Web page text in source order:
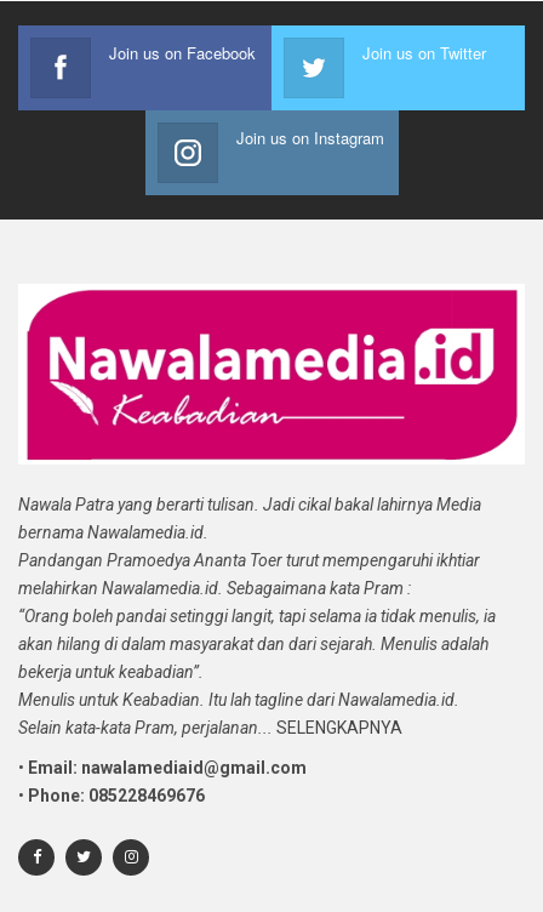
Join us on Facebook Join us on Twitter
Join us on Instagram
Nawala Patra yang berarti tulisan. Jadi cikal bakal lahirnya Media
bernama Nawalamedia.id.
Pandangan Pramoedya Ananta Toer turut mempengaruhi ikhtiar
melahirkan Nawalamedia.id. Sebagaimana kata Pram :
“Orang boleh pandai setinggi langit, tapi selama ia tidak menulis, ia
akan hilang di dalam masyarakat dan dari sejarah. Menulis adalah
bekerja untuk keabadian”.
Menulis untuk Keabadian. Itu lah tagline dari Nawalamedia.id.
Selain kata-kata Pram, perjalanan...
SELENGKAPNYA
• Email: nawalamediaid@gmail.com
• Phone: 085228469676